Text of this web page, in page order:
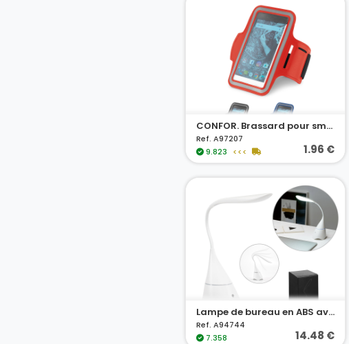
CONFOR. Brassard pour smartphone
Ref. A97207
9.823
<<< 1.96 €
Lampe de bureau en ABS avec haut-parleur
Ref. A94744
7.358
14.48 €